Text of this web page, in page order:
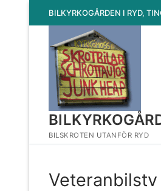
HoppaBILKYRKOGÅRDEN I RYD,
BILSKROTEN UTANFÖR RYD
Veteranbilstv